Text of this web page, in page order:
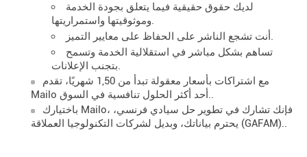
لديك حقوق حقيقية فيما يتعلق بجودة الخدمة
وموثوقيتها واستمراريتها.
أنت تشجع الناشر على الحفاظ على معايير التميز.
تساهم بشكل مباشر في استقلالية الخدمة وتسمح
بتجنب الإعلانات.
مع اشتراكات بأسعار معقولة تبدأ من 1,50 شهريًا، تقدم
Mailo أحد أكثر الحلول تنافسية في السوق..
باختيارك Mailo، فإنك تشارك في تطوير حل سيادي فرنسي،
يحترم بياناتك، وبديل لشركات التكنولوجيا العملاقة (GAFAM)..